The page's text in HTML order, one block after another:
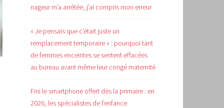
nageur m’a arrêtée, j’ai compris mon erreur
« Je pensais que c’était juste un
remplacement temporaire » : pourquoi tant
de femmes enceintes se sentent effacées
au bureau avant même leur congé maternité
Fini le smartphone offert dès la primaire : en
2026, les spécialistes de l’enfance